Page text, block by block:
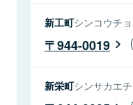
新工町シンコウチ
944-0019
新栄町シンサカエ